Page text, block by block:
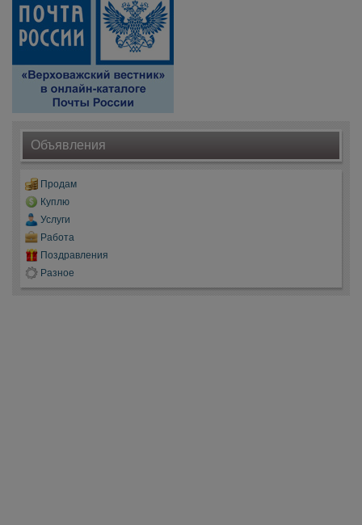
Объявления
Продам
Куплю
Услуги
Работа
Поздравления
Разное